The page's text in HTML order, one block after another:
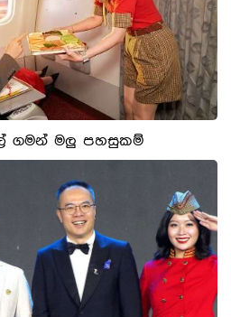
ගමන් මලු පහසුකම්